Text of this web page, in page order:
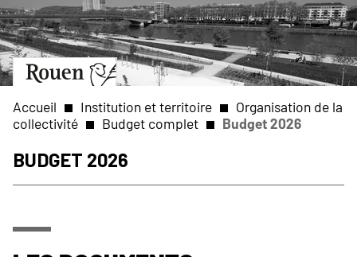
Aller
au
contenu
principal
Aller
à
la
page
d’accueil
Slide
1
of
1
Fil
d'Ariane
Accueil Institution et territoire
Organisation de la
collectivité
Budget complet Budget 2026
Budget 2026